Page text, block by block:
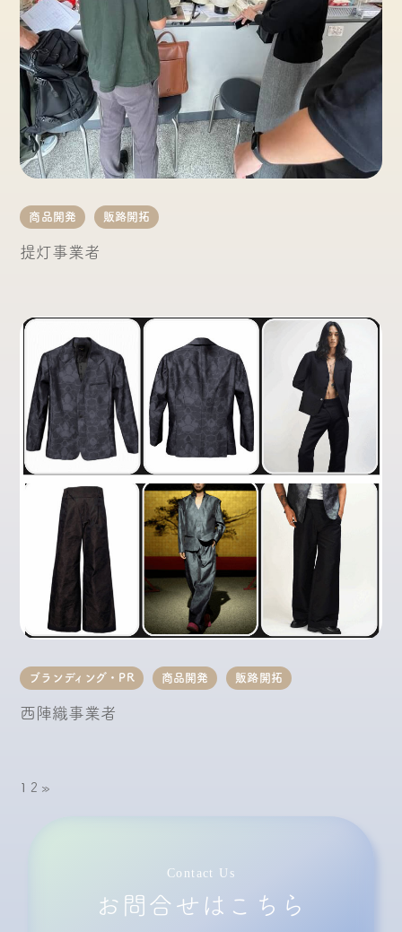
商品開発 販路開拓
提灯事業者
ブランディング・PR 商品開発 販路開拓
西陣織事業者
1 2 »
Contact Us
お問合せはこちら